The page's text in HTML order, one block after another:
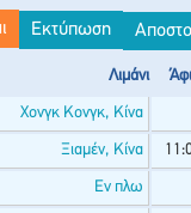
Εκτύπωση
Λιμάνι
Χονγκ Κονγκ, Κίνα
Ξιαμέν, Κίνα
Εν πλω